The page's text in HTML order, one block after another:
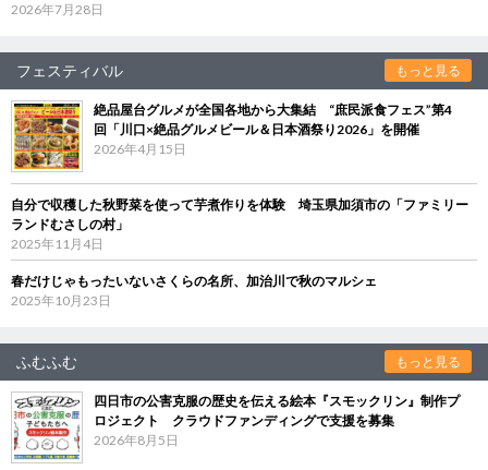
2026年7月28日
フェスティバル もっと見る
絶品屋台グルメが全国各地から大集結 “庶民派食フェス”第4
回「川口×絶品グルメビール＆日本酒祭り2026」を開催
2026年4月15日
自分で収穫した秋野菜を使って芋煮作りを体験 埼玉県加須市の「ファミリー
ランドむさしの村」
2025年11月4日
春だけじゃもったいないさくらの名所、加治川で秋のマルシェ
2025年10月23日
ふむふむ もっと見る
四日市の公害克服の歴史を伝える絵本『スモックリン』制作プ
ロジェクト クラウドファンディングで支援を募集
2026年8月5日